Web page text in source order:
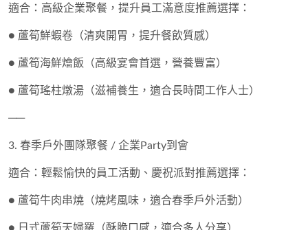
適合：高級企業聚餐，提升員工滿意度推薦選擇：
● 蘆筍鮮蝦卷 （清爽開胃，提升餐飲質感）
● 蘆筍海鮮燴飯 （高級宴會首選，營養豐富）
● 蘆筍瑤柱燉湯 （滋補養生，適合長時間工作人士）
──
3. 春季戶外團隊聚餐 / 企業Party到會
適合：輕鬆愉快的員工活動、慶祝派對推薦選擇：
● 蘆筍牛肉串燒 （燒烤風味，適合春季戶外活動）